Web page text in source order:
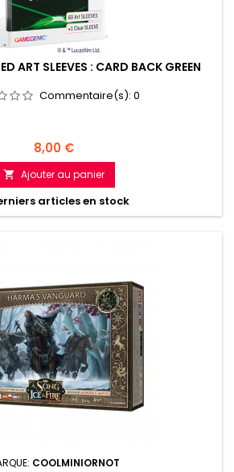
ART SLEEVES : CARD BACK GREEN
Commentaire(s): 0
Prix
8,00 €
 Ajouter au panier
articles en stock
COOLMINIORNOT